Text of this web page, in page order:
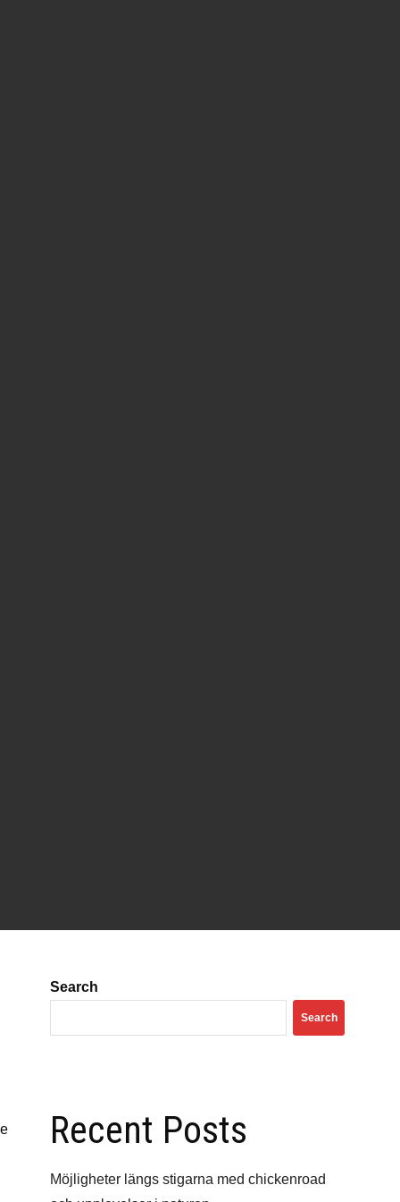
Search
Search
Recent Posts
Möjligheter längs stigarna med chickenroad